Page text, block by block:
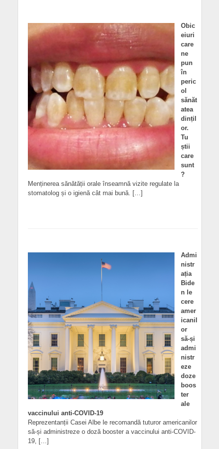
Obic
eiuri
care
ne
pun
în
peric
ol
sănăt
atea
dințil
or.
Tu
știi
care
sunt
?
Menținerea sănătății orale înseamnă vizite regulate la
stomatolog și o igienă cât mai bună. […]
Admi
nistr
ația
Bide
n le
cere
amer
icanil
or
să-și
admi
nistr
eze
doze
boos
ter
ale
vaccinului anti-COVID-19
Reprezentanții Casei Albe le recomandă tuturor americanilor
să-și administreze o doză booster a vaccinului anti-COVID-
19, […]